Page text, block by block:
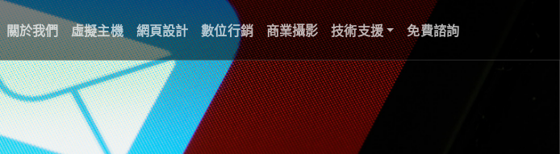
關於我們 虛擬主機 網頁設計 數位行銷 商業攝影 技術支援 免費諮詢